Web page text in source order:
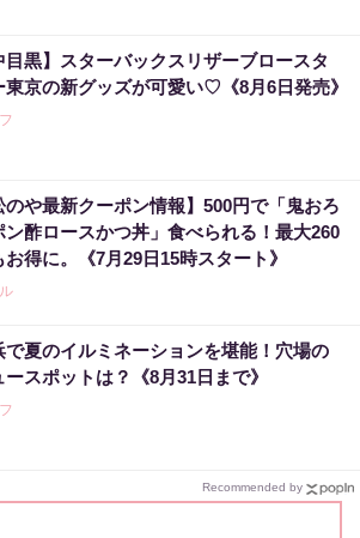
目黒】スターバックスリザーブロースタ
東京の新グッズが可愛い♡《8月6日発売》
のや最新クーポン情報】500円で「鬼おろ
ン酢ロースかつ丼」食べられる！最大260
お得に。《7月29日15時スタート》
で夏のイルミネーションを堪能！穴場の
ースポットは？《8月31日まで》
Recommended by